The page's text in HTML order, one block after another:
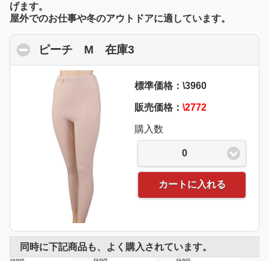
げます。
屋外でのお仕事や冬のアウトドアに適しています。
ピーチ M 在庫3
標準価格：\3960
販売価格： \2772
購入数
0
カートに入れる
同時に下記商品も、よく購入されています。